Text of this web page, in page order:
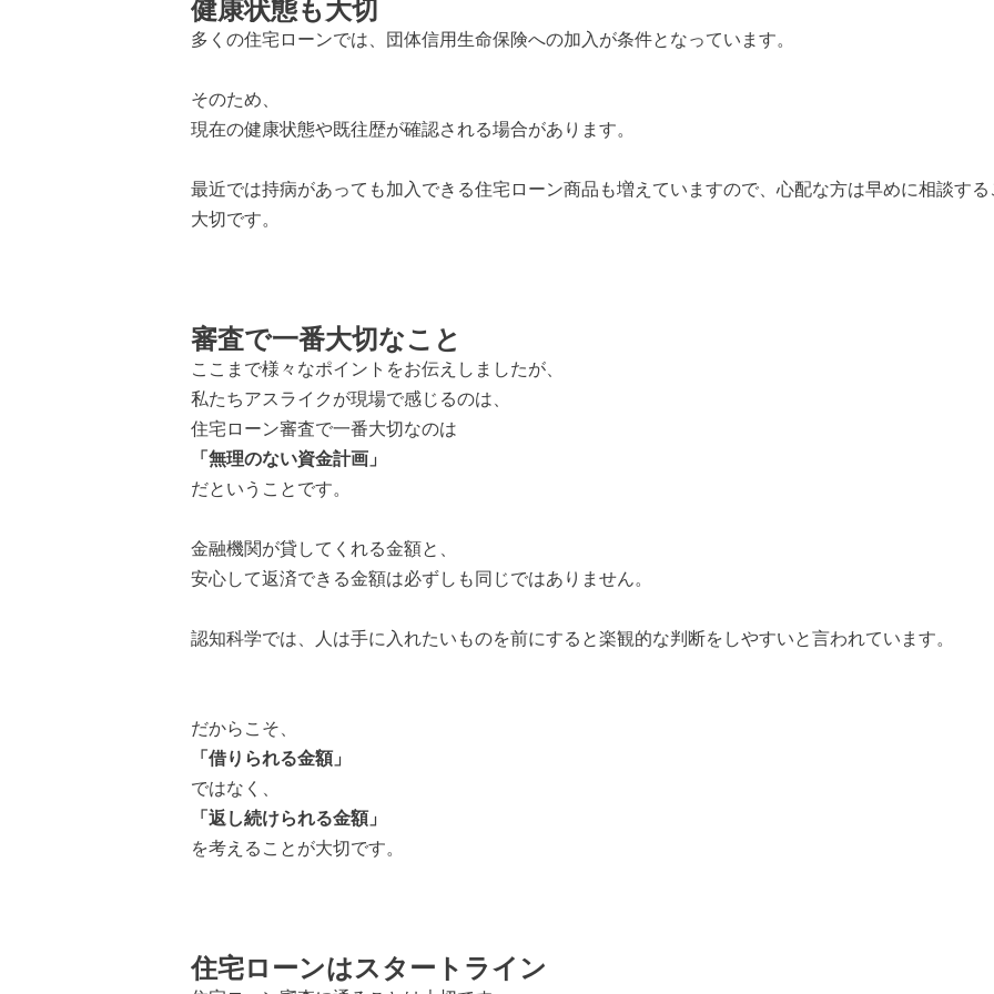
健康状態も大切
多くの住宅ローンでは、団体信用生命保険への加入が条件となっています。
そのため、
現在の健康状態や既往歴が確認される場合があります。
最近では持病があっても加入できる住宅ローン商品も増えていますので、心配な方は早めに相談する
大切です。
審査で一番大切なこと
ここまで様々なポイントをお伝えしましたが、
私たちアスライクが現場で感じるのは、
住宅ローン審査で一番大切なのは
「無理のない資金計画」
だということです。
金融機関が貸してくれる金額と、
安心して返済できる金額は必ずしも同じではありません。
認知科学では、人は手に入れたいものを前にすると楽観的な判断をしやすいと言われています。
だからこそ、
「借りられる金額」
ではなく、
「返し続けられる金額」
を考えることが大切です。
住宅ローンはスタートライン